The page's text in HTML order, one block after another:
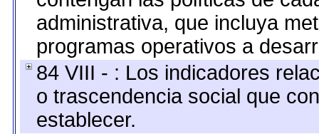
administrativa, que incluya
programas operativos a
84 VIII - : Los indicadores
o trascendencia social que
establecer.